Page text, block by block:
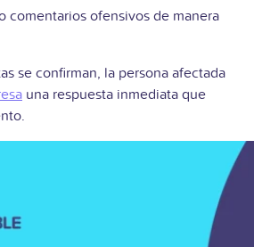
comentarios ofensivos de manera
se confirman, la persona afectada
una respuesta inmediata que